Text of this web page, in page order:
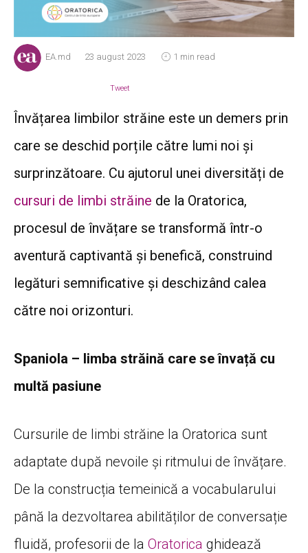
EA.md 23 august 2023 1 min read
Tweet
Învățarea limbilor străine este un demers prin
care se deschid porțile către lumi noi și
surprinzătoare. Cu ajutorul unei diversități de
cursuri de limbi străine de la Oratorica,
procesul de învățare se transformă într-o
aventură captivantă și benefică, construind
legături semnificative și deschizând calea
către noi orizonturi.
Spaniola – limba străină care se învață cu
multă pasiune
Cursurile de limbi străine la Oratorica sunt
adaptate după nevoile și ritmului de învățare.
De la construcția temeinică a vocabularului
până la dezvoltarea abilităților de conversație
fluidă, profesorii de la Oratorica ghidează